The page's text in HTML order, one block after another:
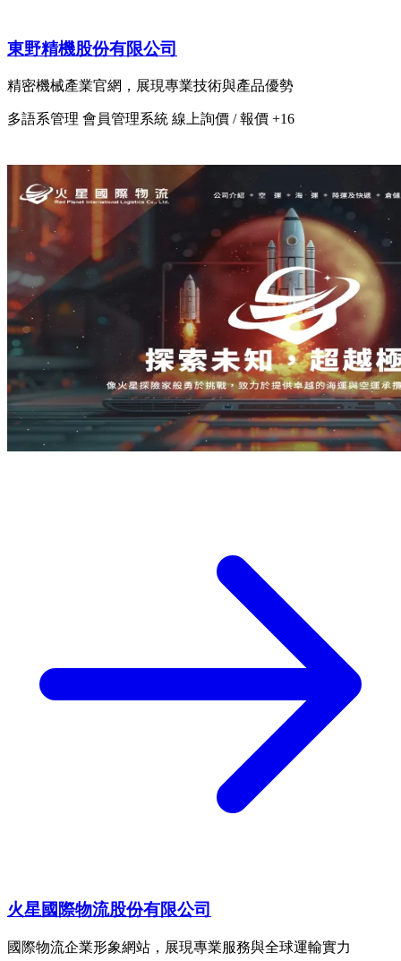
東野精機股份有限公司
精密機械產業官網，展現專業技術與產品優勢
多語系管理 會員管理系統 線上詢價 / 報價 +16
火星國際物流股份有限公司
國際物流企業形象網站，展現專業服務與全球運輸實力